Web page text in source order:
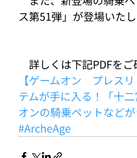
ス第51弾」が登場いたし
詳しくは下記PDFをご
【ゲームオン　プレス
テムが手に入る！「十
オンの騎乗ペットなど
#ArcheAge